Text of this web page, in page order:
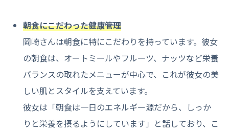
朝食にこだわった健康管理
岡崎さんは朝食に特にこだわりを持っています。彼女
の朝食は、オートミールやフルーツ、ナッツなど栄養
バランスの取れたメニューが中心で、これが彼女の美
しい肌とスタイルを支えています。
彼女は「朝食は一日のエネルギー源だから、しっか
りと栄養を摂るようにしています」と話しており、こ